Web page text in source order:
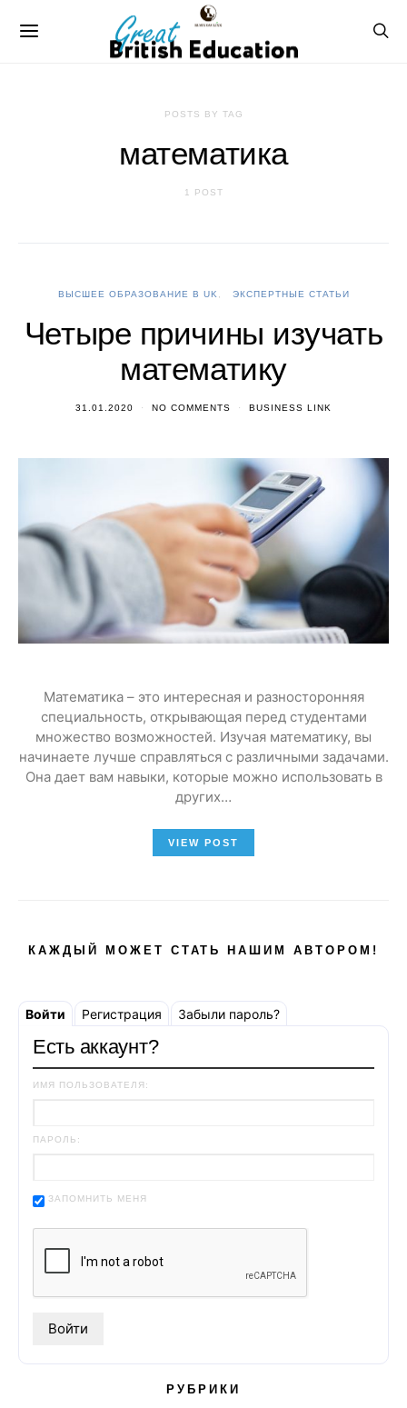
POSTS BY TAG
математика
1 POST
ВЫСШЕЕ ОБРАЗОВАНИЕ В UK ЭКСПЕРТНЫЕ СТАТЬИ
Четыре причины изучать
математику
31.01.2020 NO COMMENTS BUSINESS LINK
Математика – это интересная и разносторонняя
специальность, открывающая перед студентами
множество возможностей. Изучая математику, вы
начинаете лучше справляться с различными задачами.
Она дает вам навыки, которые можно использовать в
других…
VIEW POST
КАЖДЫЙ МОЖЕТ СТАТЬ НАШИМ АВТОРОМ!
Войти Регистрация Забыли пароль?
Есть аккаунт?
ИМЯ ПОЛЬЗОВАТЕЛЯ:
ПАРОЛЬ:
ЗАПОМНИТЬ МЕНЯ
РУБРИКИ